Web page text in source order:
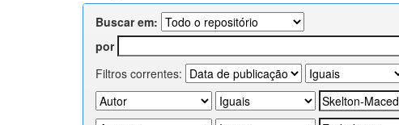
Buscar em:
por
Filtros correntes: